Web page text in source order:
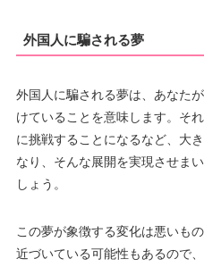
外国人に騙される夢
外国人に騙される夢は、あなた
けていることを意味します。そ
に挑戦することになるなど、大
なり、そんな展開を実現させま
しょう。
この夢が象徴する変化は悪いも
近づいている可能性もあるので